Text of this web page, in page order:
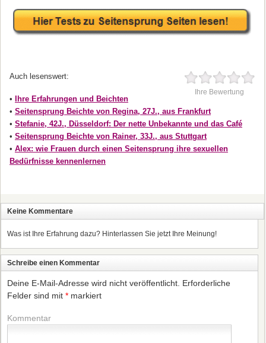
Ihre Bewertung
Auch lesenswert:
• Ihre Erfahrungen und Beichten
• Seitensprung Beichte von Regina, 27J., aus Frankfurt
• Stefanie, 42J., Düsseldorf: Der nette Unbekannte und das Café
• Seitensprung Beichte von Rainer, 33J., aus Stuttgart
• Alex: wie Frauen durch einen Seitensprung ihre sexuellen
Bedürfnisse kennenlernen
Keine Kommentare
Was ist Ihre Erfahrung dazu? Hinterlassen Sie jetzt Ihre Meinung!
Schreibe einen Kommentar
Deine E-Mail-Adresse wird nicht veröffentlicht. Erforderliche
Felder sind mit * markiert
Kommentar